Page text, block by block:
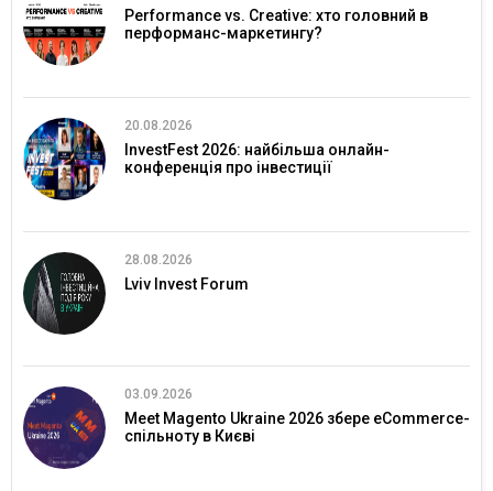
Performance vs. Creative: хто головний в
перформанс-маркетингу?
20.08.2026
InvestFest 2026: найбільша онлайн-
конференція про інвестиції
28.08.2026
Lviv Invest Forum
03.09.2026
Meet Magento Ukraine 2026 збере eCommerce-
спільноту в Києві